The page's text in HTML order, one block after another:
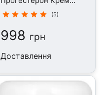
Дикий ямс, 85 г
(5)
998 грн
Доставлення